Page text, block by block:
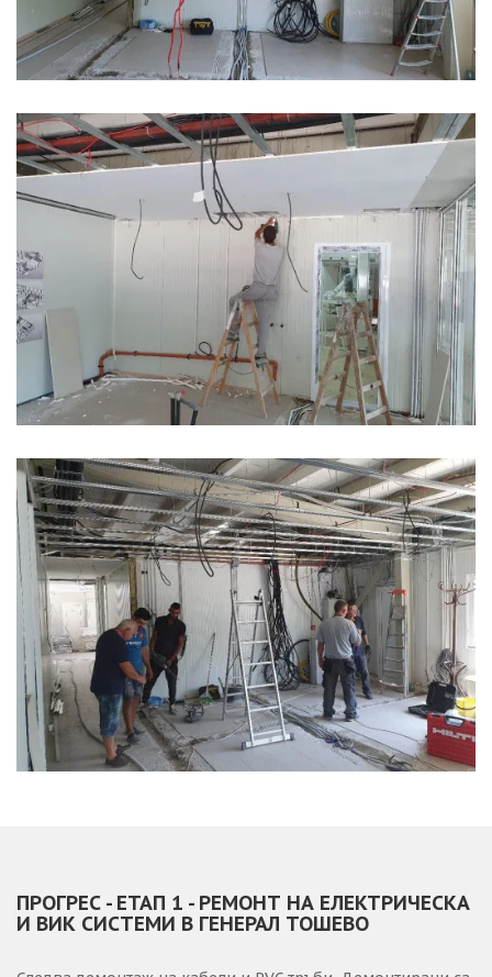
ПРОГРЕС - ЕТАП 1 - РЕМОНТ НА ЕЛЕКТРИЧЕСКА
И ВИК СИСТЕМИ В ГЕНЕРАЛ ТОШЕВО